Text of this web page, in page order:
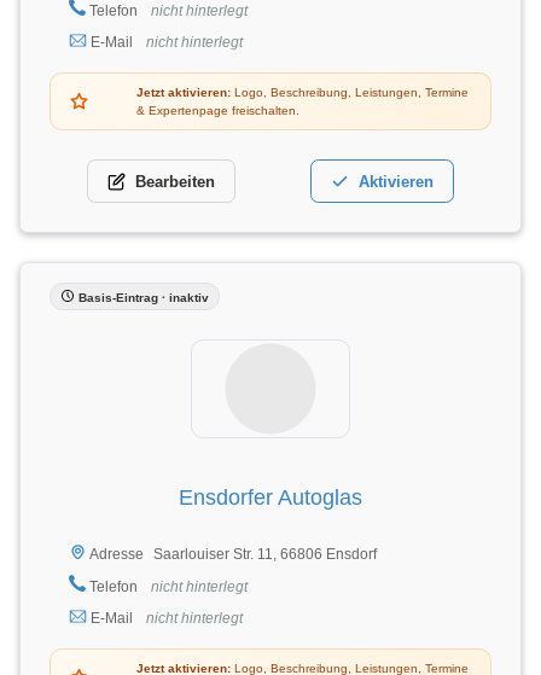
Telefon
nicht hinterlegt
E-Mail
nicht hinterlegt
Jetzt aktivieren: Logo, Beschreibung, Leistungen, Termine
& Expertenpage freischalten.
Bearbeiten Aktivieren
Basis-Eintrag · inaktiv
Ensdorfer Autoglas
Adresse
Saarlouiser Str. 11, 66806 Ensdorf
Telefon
nicht hinterlegt
E-Mail
nicht hinterlegt
Jetzt aktivieren: Logo, Beschreibung, Leistungen, Termine